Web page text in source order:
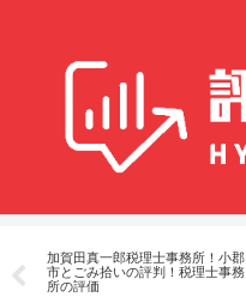
加賀田真一郎税理士事務所！小郡
市とごみ拾いの評判！税理士事務
所の評価